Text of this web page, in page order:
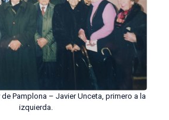
Pamplona – Javier Unceta, primero a la
izquierda.